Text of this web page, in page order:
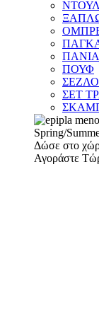
ΠΟΥΦ
ΣΕΤ
Spring/
Δώσε στο
Αγοράστε